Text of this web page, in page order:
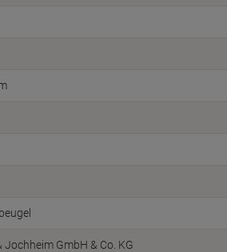
Jochheim GmbH & Co. KG